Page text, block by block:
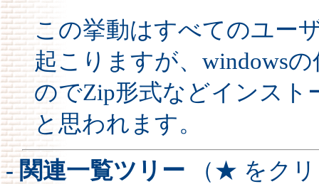
この挙動はすべてのユー
起こりますが、windows
のでZip形式などインスト
と思われます。
- 関連一覧ツリー （★ をク